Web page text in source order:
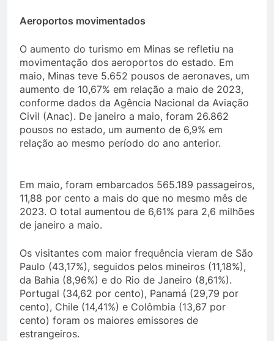
Aeroportos movimentados
O aumento do turismo em Minas se refletiu na
movimentação dos aeroportos do estado. Em
maio, Minas teve 5.652 pousos de aeronaves, um
aumento de 10,67% em relação a maio de 2023,
conforme dados da Agência Nacional da Aviação
Civil (Anac). De janeiro a maio, foram 26.862
pousos no estado, um aumento de 6,9% em
relação ao mesmo período do ano anterior.
Em maio, foram embarcados 565.189 passageiros,
11,88 por cento a mais do que no mesmo mês de
2023. O total aumentou de 6,61% para 2,6 milhões
de janeiro a maio.
Os visitantes com maior frequência vieram de São
Paulo (43,17%), seguidos pelos mineiros (11,18%),
da Bahia (8,96%) e do Rio de Janeiro (8,61%).
Portugal (34,62 por cento), Panamá (29,79 por
cento), Chile (14,41%) e Colômbia (13,67 por
cento) foram os maiores emissores de
estrangeiros.